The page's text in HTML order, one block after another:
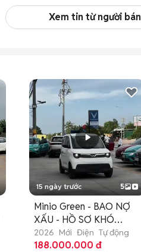
Xem tin từ người bán
15 ngày trước 5
Minio Green - BAO NỢ
XẤU - HỒ SƠ KHÓ
CŨNG LO ĐƯỢC
2026 Mới Điện Tự động
188.000.000 đ